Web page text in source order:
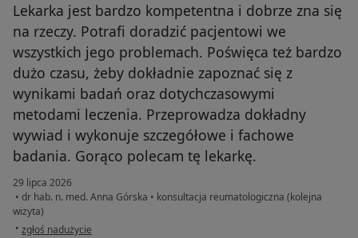
Lekarka jest bardzo kompetentna i dobrze zna się
na rzeczy. Potrafi doradzić pacjentowi we
wszystkich jego problemach. Poświęca też bardzo
dużo czasu, żeby dokładnie zapoznać się z
wynikami badań oraz dotychczasowymi
metodami leczenia. Przeprowadza dokładny
wywiad i wykonuje szczegółowe i fachowe
badania. Gorąco polecam tę lekarkę.
29 lipca 2026
• dr hab. n. med. Anna Górska • konsultacja reumatologiczna (kolejna
wizyta)
• w opinii użytkownika Jan
zgłoś nadużycie